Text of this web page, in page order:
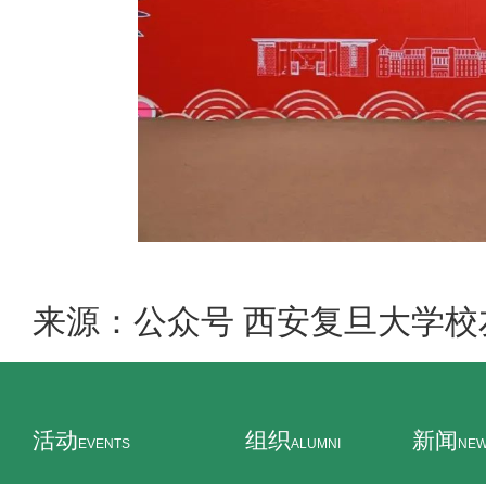
来源：公众号 西安复旦大学
活动 EVENTS 组织ALUMNI 新闻